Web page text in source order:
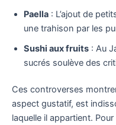
Paella : L’ajout de
une trahison par les
Sushi aux fruits : Au
sucrés soulève des
Ces controverses
aspect gustatif, est
laquelle il appartient.